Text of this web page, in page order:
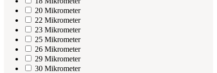
20 Mikrometer
22 Mikrometer
23 Mikrometer
25 Mikrometer
26 Mikrometer
29 Mikrometer
30 Mikrometer